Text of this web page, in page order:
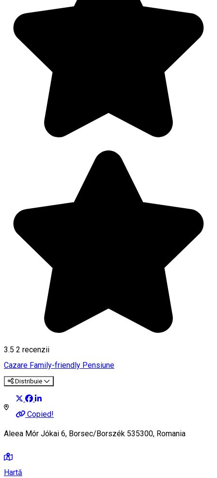
3.5 2 recenzii
Cazare Family-friendly Pensiune
Distribuie
Copied!
Aleea Mór Jókai 6, Borsec/Borszék 535300, Romania
Hartă